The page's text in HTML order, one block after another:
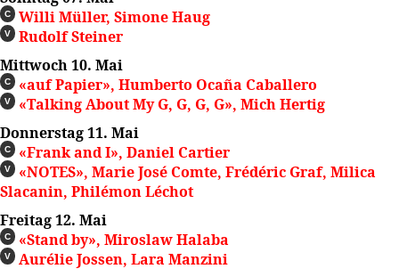
C Willi Müller, Simone Haug
V
Rudolf Steiner
Mittwoch 10. Mai
C «auf Papier», Humberto Ocaña Caballero
V
«Talking About My G, G, G, G», Mich Hertig
Donnerstag 11. Mai
C «Frank and I», Daniel Cartier
V
«NOTES», Marie José Comte, Frédéric Graf, Milica
Slacanin, Philémon Léchot
Freitag 12. Mai
C «Stand by», Miroslaw Halaba
V
Aurélie Jossen, Lara Manzini